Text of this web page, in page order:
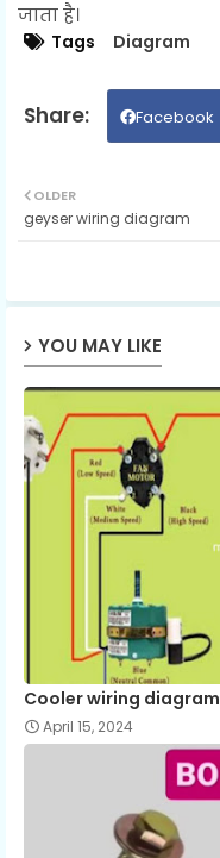
जाता है।
Tags Diagram
Facebook
OLDER
geyser wiring diagram
YOU MAY LIKE
Cooler wiring diagram
April 15, 2024